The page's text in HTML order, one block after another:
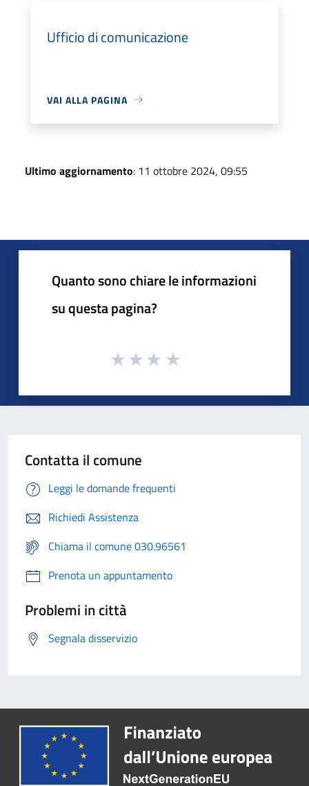
Ufficio di comunicazione
VAI ALLA PAGINA
Ultimo aggiornamento: 11 ottobre 2024, 09:55
Quanto sono chiare le informazioni
su questa pagina?
Contatta il comune
Leggi le domande frequenti
Richiedi Assistenza
Chiama il comune 030.96561
Prenota un appuntamento
Problemi in città
Segnala disservizio